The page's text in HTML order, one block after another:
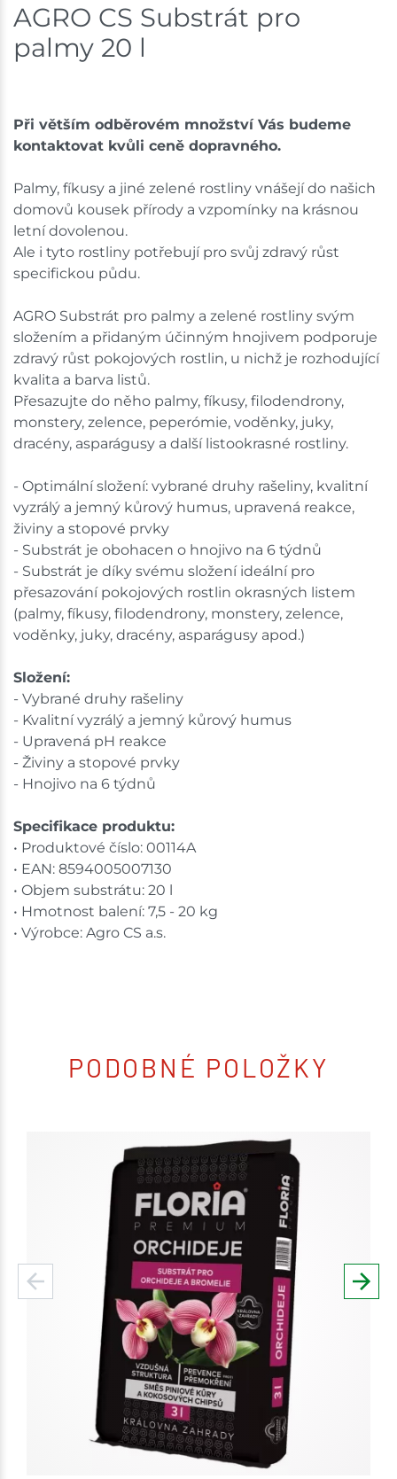
Skladem na prodejně - doručení do 7 dnů
Velká Bíteš
Skladové množství na prodejnách je pouze orientační.
shopu.
AGRO CS Substrát pro
palmy 20 l
Při větším odběrovém množství Vás budeme
kontaktovat kvůli ceně dopravného.
Palmy, fíkusy a jiné zelené rostliny vnášejí do našich
domovů kousek přírody a vzpomínky na krásnou
letní dovolenou.
Ale i tyto rostliny potřebují pro svůj zdravý růst
specifickou půdu.
AGRO Substrát pro palmy a zelené rostliny svým
složením a přidaným účinným hnojivem podporuje
zdravý růst pokojových rostlin, u nichž je rozhodující
kvalita a barva listů.
Přesazujte do něho palmy, fíkusy, filodendrony,
monstery, zelence, peperómie, voděnky, juky,
dracény, asparágusy a další listookrasné rostliny.
- Optimální složení: vybrané druhy rašeliny, kvalitní
vyzrálý a jemný kůrový humus, upravená reakce,
živiny a stopové prvky
- Substrát je obohacen o hnojivo na 6 týdnů
- Substrát je díky svému složení ideální pro
přesazování pokojových rostlin okrasných listem
(palmy, fíkusy, filodendrony, monstery, zelence,
voděnky, juky, dracény, asparágusy apod.)
Složení:
- Vybrané druhy rašeliny
- Kvalitní vyzrálý a jemný kůrový humus
- Upravená pH reakce
- Živiny a stopové prvky
- Hnojivo na 6 týdnů
Specifikace produktu:
• Produktové číslo: 00114A
• EAN: 8594005007130
• Objem substrátu: 20 l
• Hmotnost balení: 7,5 - 20 kg
• Výrobce: Agro CS a.s.
PODOBNÉ POLOŽKY